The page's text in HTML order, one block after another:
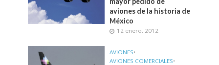
aviones de la historia de
México
12 enero, 2012
AVIONES•
AVIONES COMERCIALES•